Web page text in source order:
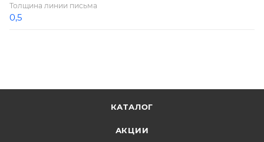
Толщина линии письма
0,5
КАТАЛОГ
АКЦИИ